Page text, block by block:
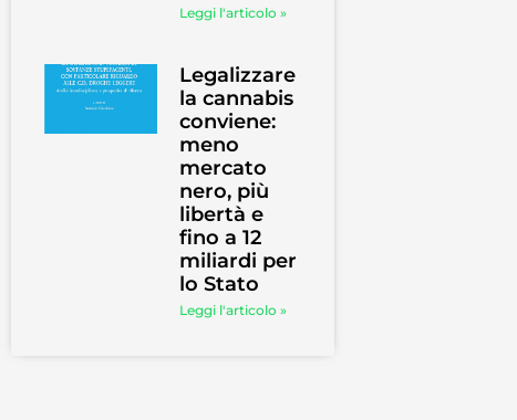
Leggi l'articolo »
Legalizzare
la cannabis
conviene:
meno
mercato
nero, più
libertà e
fino a 12
miliardi per
lo Stato
Leggi l'articolo »